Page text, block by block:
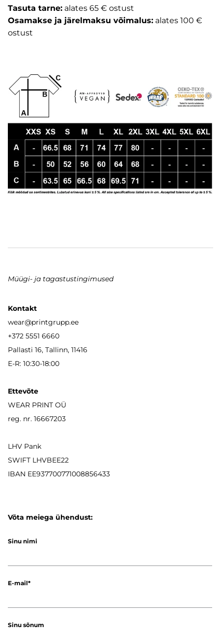
Tasuta tarne: alates 65 € ostust
Osamakse ja järelmaksu võimalus: alates 100 €
ostust
Müügi- ja tagastustingimused
Kontakt
wear@printgrupp.ee
+372 5551 6660
Pallasti 16, Tallinn, 11416
E-R: 10:30-18:00
Ettevõte
WEAR PRINT OÜ
reg. nr. 16667203
LHV Pank
SWIFT LHVBEE22
IBAN EE937700771008856433
Võta meiega ühendust:
Sinu nimi
E-mail
Sinu sõnum